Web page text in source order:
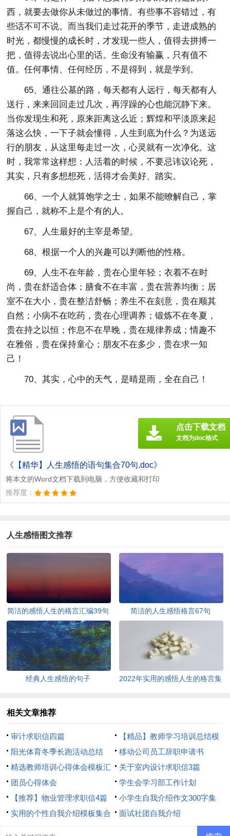
西，就要去做你从未做过的事情。有些事不容错过，有
些话不可不说。而当我们走过花开的季节，走进成熟的
时光，都慢慢的成长时，才发现一些人，值得去拼搏一
把，值得去说出心里的话。生命没有输赢，只有值不
值。任何事情、任何经历，不是得到，就是学到。
65、通往公墓的路，每天都有人远行，每天都有人
送行，来来回回走过几次，再浮躁的心也能沉静下来。
当你发现生和死，原来距离这么近；辉煌和平淡原来起
落这么快，一下子就会懂得，人生到底为什么？为送远
行的朋友，从这里每走过一次，心灵就有一次净化。这
时，我常常这样想：人活着的时候，不要忌讳议论死，
其实，只有多想想死，活得才会美好、踏实。
66、一个人就算饱学之士，如果不能暸解自己，掌
握自己，就称不上是个有的人。
67、人生最好的主宰是希望。
68、根据一个人的兴趣可以判断他的性格。
69、人生不在年龄，贵在心里年轻；衣着不在时
尚，贵在舒适合体；膳食不在丰富，贵在营养均衡；居
室不在大小，贵在整洁舒畅；养生不在刻意，贵在顺其
自然；小病不在吃药，贵在心理调养；锻炼不在冬夏，
贵在持之以恒；作息不在早晚，贵在规律养成；情趣不
在雅俗，贵在保持童心；朋友不在多少，贵在求一知
己！
70、其实，心中的天气，是晴是雨，全在自己！
《【精华】人生感悟的语句集合70句.doc》
将本文的Word文档下载到电脑，方便收藏和打印
推荐度：
点击下载文档
文档为doc格式
人生感悟图文推荐
简洁的感悟人生的格言汇编39句 简洁的人生感悟格言67句
经典人生感悟的句子
2022年实用的感悟人生的格言集
相关文章推荐
审计求职信四篇
【精品】教师学习培训总结模
板8篇
阳光体育冬季长跑活动总结
移动公司员工辞职申请书
精选教师培训心得体会模板汇
总8篇
关于室内设计求职信3篇
团员心得体会
学生会学习部工作计划
【推荐】物业管理求职信4篇
小学生自我介绍作文300字集
合7篇
实用的个性自我介绍模板集合
面试社团自我介绍